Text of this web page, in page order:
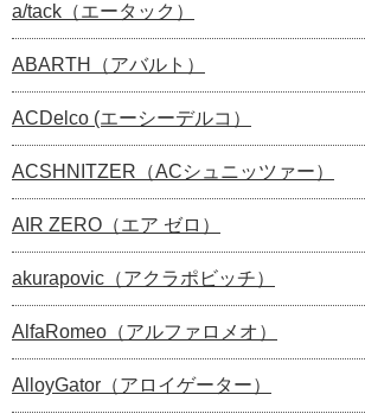
a/tack（エータック）
ABARTH（アバルト）
ACDelco (エーシーデルコ）
ACSHNITZER（ACシュニッツァー）
AIR ZERO（エア ゼロ）
akurapovic（アクラポビッチ）
AlfaRomeo（アルファロメオ）
AlloyGator（アロイゲーター）